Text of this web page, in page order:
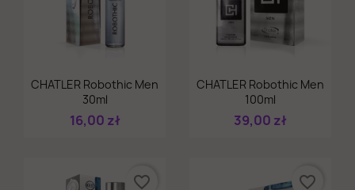
Szybki podgląd
CHATLER Robothic Men
30ml
16,00 zł
Szybki podgląd
CHATLER Robothic Men
100ml
39,00 zł
favorite_border favorite_border